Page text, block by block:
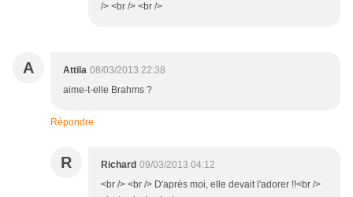
/> <br /> <br />
A Attila 08/03/2013 22:38
aime-t-elle Brahms ?
Répondre
R Richard 09/03/2013 04:12
<br /> <br /> D'après moi, elle devait l'adorer !!<br />